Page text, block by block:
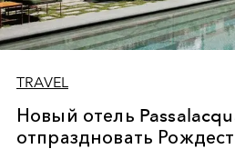
TRAVEL
Новый отель
отпраздновать